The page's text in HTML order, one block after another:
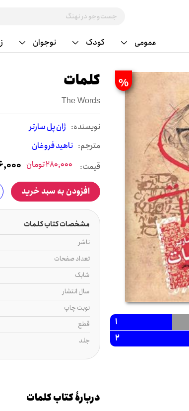
عمومی کودک نوجوان
%
1
2
کلمات
The Words
نويسنده: ژان پل سارتر
مترجم: ناهید فروغان
قیمت: 280,000تومان
افزودن به سبد خرید
مشخصات کتاب کلمات
ناشر
تعداد صفحات
شابک
سال انتشار
نوبت چاپ
قطع
جلد
دربارۀ کتاب کلمات